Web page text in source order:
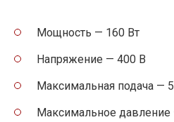
Мощность — 160 Вт
Напряжение — 400 В
Максимальная подача —
Максимальное давление